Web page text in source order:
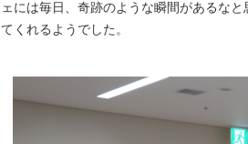
ェには毎日、奇跡のような瞬間があるな
てくれるようでした。